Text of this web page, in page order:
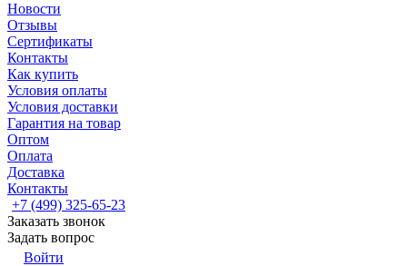
Новости
Отзывы
Сертификаты
Контакты
Как купить
Условия оплаты
Условия доставки
Гарантия на товар
Оптом
Оплата
Доставка
Контакты
+7 (499) 325-65-23
Заказать звонок
Задать вопрос
Войти